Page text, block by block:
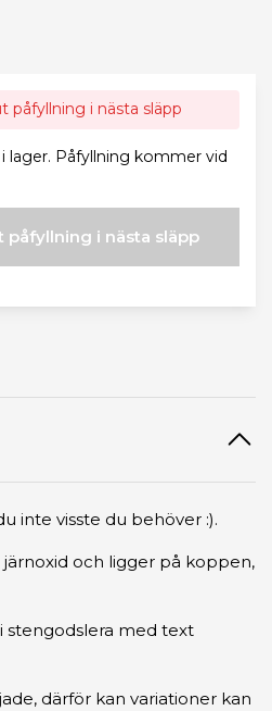
påfyllning i nästa släpp
lager. Påfyllning kommer vid
påfyllning i nästa släpp
inte visste du behöver :).
och ligger på koppen,
stengodslera med text
därför kan variationer kan